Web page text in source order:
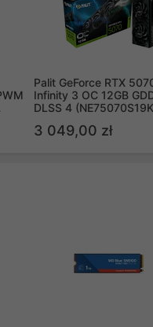
Palit GeForce RTX
Infinity 3 OC 12GB
DLSS 4
3 049,00 zł